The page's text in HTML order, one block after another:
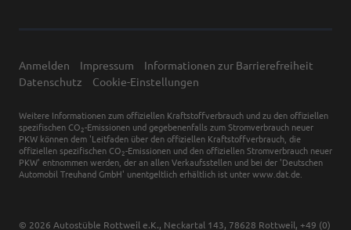
Anmelden Impressum
Informationen zur Barrierefreiheit
Datenschutz
Cookie-Einstellungen
Weitere Informationen zum offiziellen Kraftstoffverbrauch und zu den offiziellen
spezifischen CO 2-Emissionen und gegebenenfalls zum Stromverbrauch neuer
PKW können dem 'Leitfaden über den offiziellen Kraftstoffverbrauch, die
offiziellen spezifischen CO 2-Emissionen und den offiziellen Stromverbrauch neuer
PKW' entnommen werden, der an allen Verkaufsstellen und bei der 'Deutschen
Automobil Treuhand GmbH' unentgeltlich erhältlich ist unter www.dat.de.
© 2026 Autostüble Rottweil e.K., Neckartal 143, 78628 Rottweil, +49 (0)